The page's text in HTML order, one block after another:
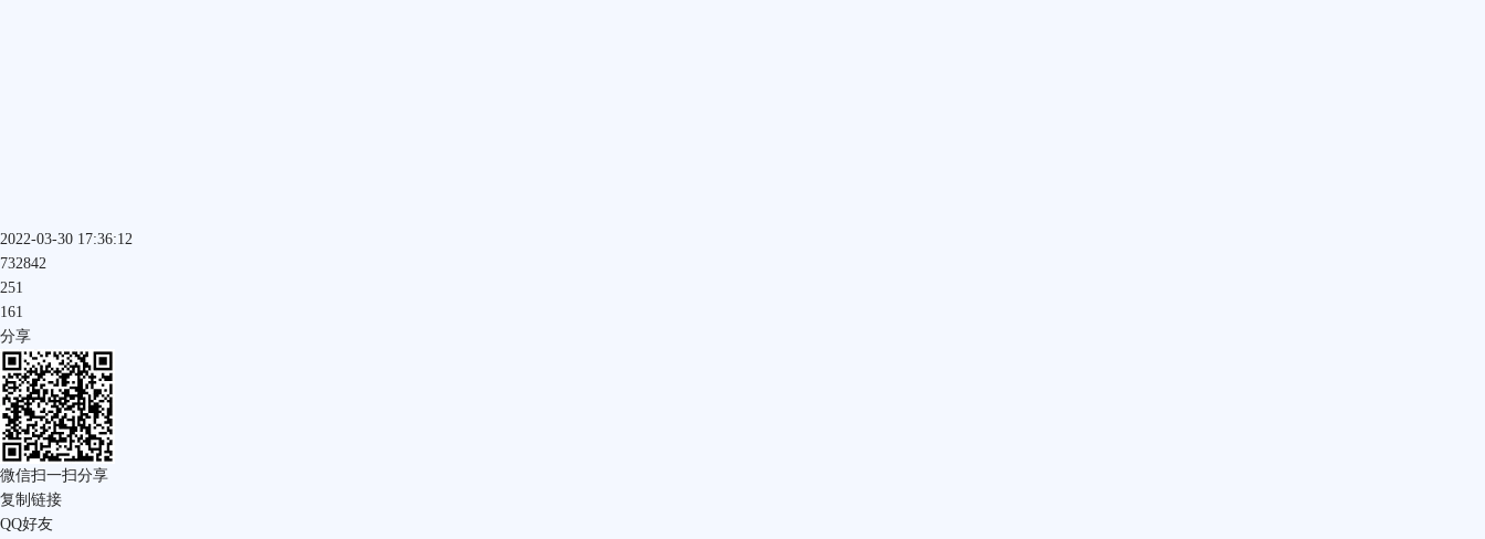
2022-03-30 17:36:12
732842
251
161
分享
微信扫一扫分享
复制链接
QQ好友